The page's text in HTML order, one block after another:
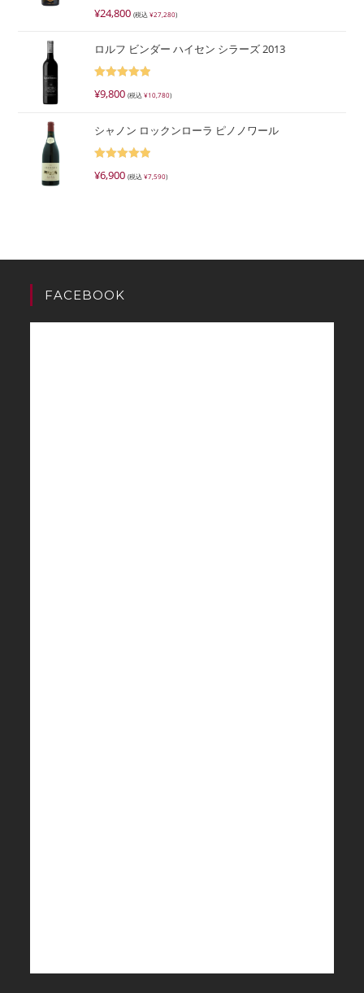
5段階で
¥24,800 (税込¥27,280)
ロルフ ビンダー ハイセン シラーズ 2013
¥9,800 (税込¥10,780)
シャノン ロックンローラ ピノノワール
¥6,900 (税込¥7,590)
FACEBOOK